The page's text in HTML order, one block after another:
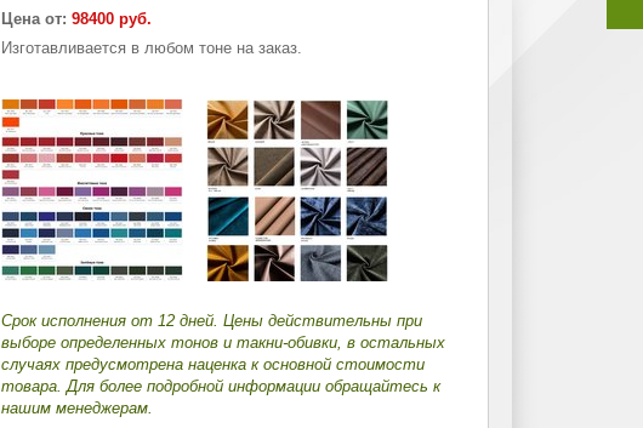
Цена от: 98400 руб.
Изготавливается в любом тоне на заказ.
Срок исполнения от 12 дней. Цены действительны при
выборе определенных тонов и такни-обивки, в остальных
случаях предусмотрена наценка к основной стоимости
товара. Для более подробной информации обращайтесь к
нашим менеджерам.